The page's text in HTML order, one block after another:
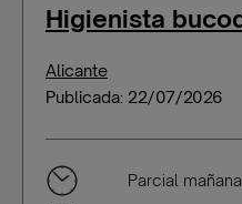
Higienista
Alicante
Publicada: 22/07/2026
Parcial mañana